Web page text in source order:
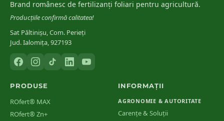
din România
Brand românesc de fertilizanți foliari pentru agricultură.
Producțiile confirmă calitatea!
Sat Păltinișu, Com. Perieți
Jud. Ialomița, 927193
PRODUSE
ROfert® MAX
ROfert® Zn+
INFORMAȚII
AGRONOMIE & AUTORITATE
Carențe & Soluții